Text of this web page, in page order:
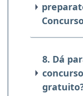
8. Dá